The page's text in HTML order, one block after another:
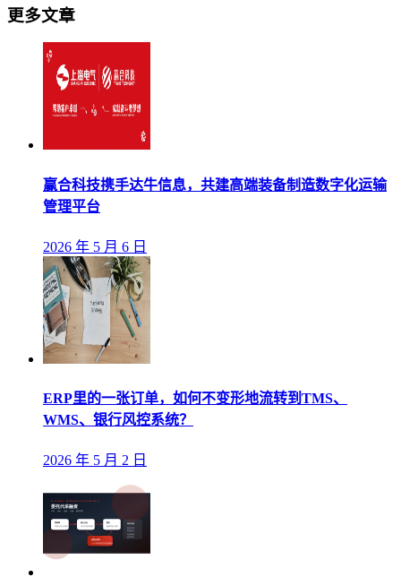
更多文章
赢合科技携手达牛信息，共建高端装备制造数字化运输
管理平台
2026 年 5 月 6 日
ERP里的一张订单，如何不变形地流转到TMS、
WMS、银行风控系统？
2026 年 5 月 2 日